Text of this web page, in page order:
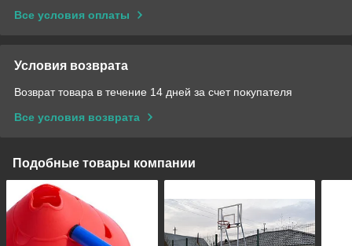
Все условия оплаты
Условия возврата
Возврат товара в течение 14 дней за счет покупателя
Все условия возврата
Подобные товары компании